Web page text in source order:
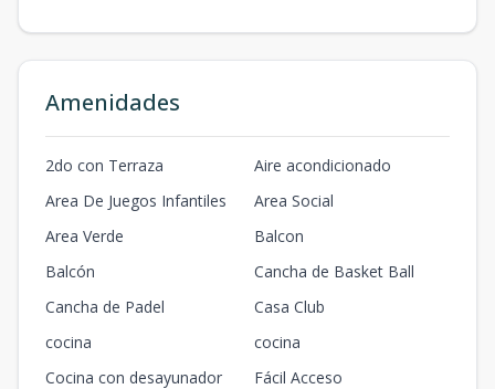
Amenidades
2do con Terraza
Aire acondicionado
Area De Juegos Infantiles
Area Social
Area Verde
Balcon
Balcón
Cancha de Basket Ball
Cancha de Padel
Casa Club
cocina
cocina
Cocina con desayunador
Fácil Acceso